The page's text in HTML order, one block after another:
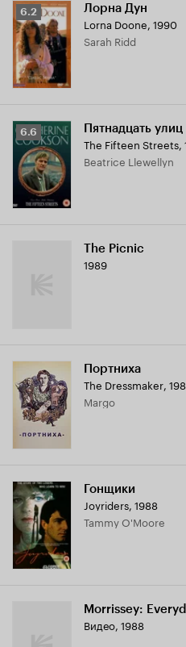
Рейтинг
Кинопоиска
6.2
6.2 Лорна Дун
Lorna Doone, 1990
Sarah Ridd
Рейтинг
Кинопоиска
6.6
6.6 Пятнадцать улиц
The Fifteen Streets,
Beatrice Llewellyn
The Picnic
1989
Портниха
The Dressmaker,
Margo
Гонщики
Joyriders, 1988
Tammy O'Moore
Morrissey:
Видео, 1988